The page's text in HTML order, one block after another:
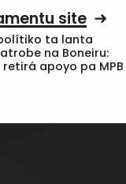
site
ta lanta
na Boneiru:
retirá apoyo pa MPB